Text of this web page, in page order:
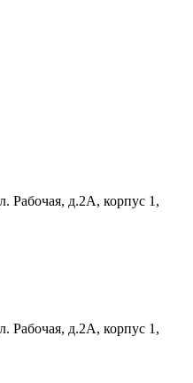
Рабочая, д.2А, корпус 1,
Рабочая, д.2А, корпус 1,